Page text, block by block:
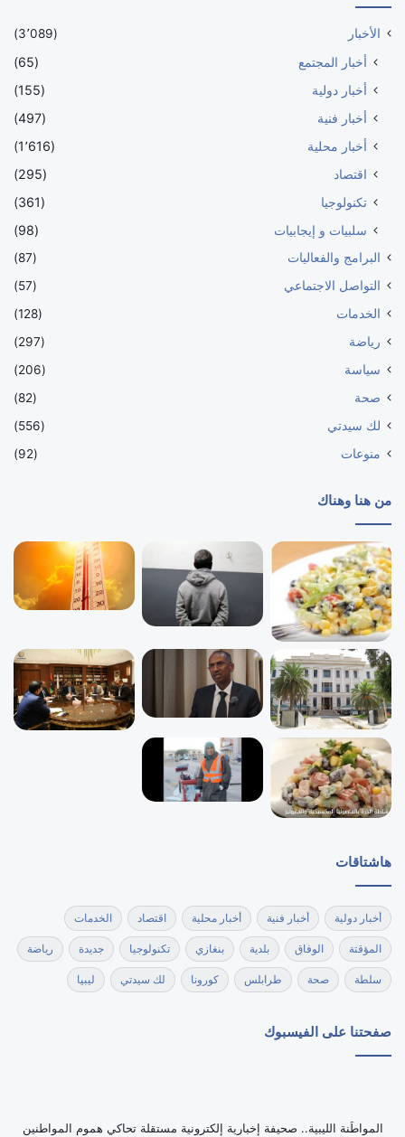
الأخبار (3٬089)
أخبار المجتمع
(65)
أخبار دولية
(155)
أخبار فنية
(497)
أخبار محلية
(1٬616)
اقتصاد
(295)
تكنولوجيا
(361)
سلبيات و إيجابيات
(98)
البرامج والفعاليات
(87)
التواصل الاجتماعي
(57)
الخدمات
(128)
رياضة
(297)
سياسة
(206)
صحة
(82)
لك سيدتي
(556)
منوعات
(92)
من هنا وهناك
هاشتاقات
أخبار دولية أخبار فنية أخبار محلية اقتصاد الخدمات
المؤقتة الوفاق بلدية بنغازي تكنولوجيا جديدة رياضة
سلطة صحة طرابلس كورونا لك سيدتي ليبيا
صفحتنا على الفيسبوك
‏المواطَنة الليبية.. صحيفة إخبارية إلكترونية مستقلة تحاكي هموم المواطنين